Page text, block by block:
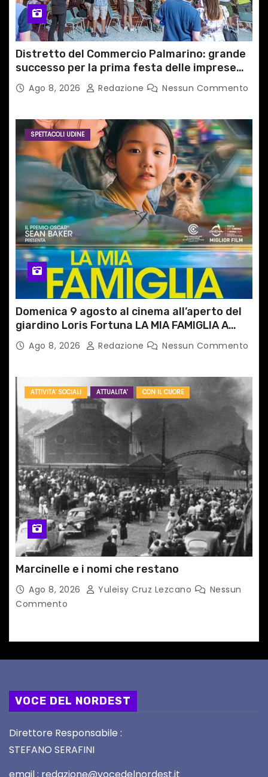
Distretto del Commercio Palmarino: grande
successo per la prima festa delle imprese
del territorio
Ago 8, 2026 Redazione Nessun Commento
SPETTACOLI UDINE
Domenica 9 agosto al cinema all’aperto del
giardino Loris Fortuna LA MIA FAMIGLIA A
TAIPEIAgo 8, 2026 Redazione Nessun Commento
ATTIVITA' SOCIALI ATTUALITA' CON IL CUORE
Marcinelle e i nomi che restano
Ago 8, 2026 Yuleisy Cruz Lezcano
Nessun
Commento
VOCE DEL NORDEST
Direttore Responsabile :
STEFANO SERAFINI